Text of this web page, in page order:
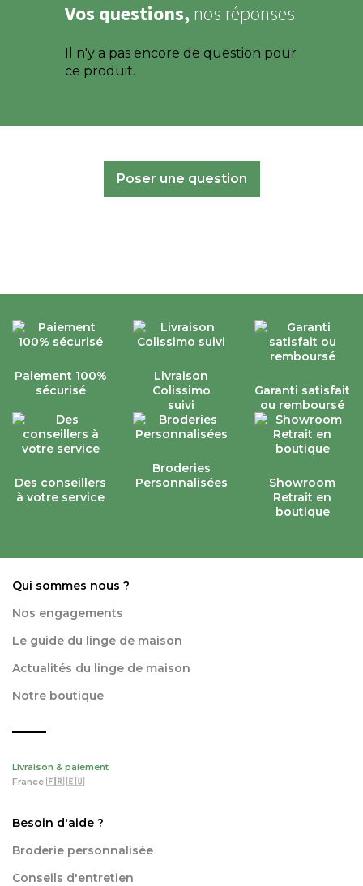
Vos questions, nos réponses
Il n'y a pas encore de question pour
ce produit.
Poser une question
Paiement 100%
sécurisé
Livraison
Colissimo
suivi
Garanti satisfait
ou remboursé
Des conseillers
à votre service
Broderies
Personnalisées
Showroom
Retrait en
boutique
Qui sommes nous ?
Nos engagements
Le guide du linge de maison
Actualités du linge de maison
Notre boutique
Livraison & paiement
France 🇫🇷 🇪🇺
Besoin d'aide ?
Broderie personnalisée
Conseils d'entretien